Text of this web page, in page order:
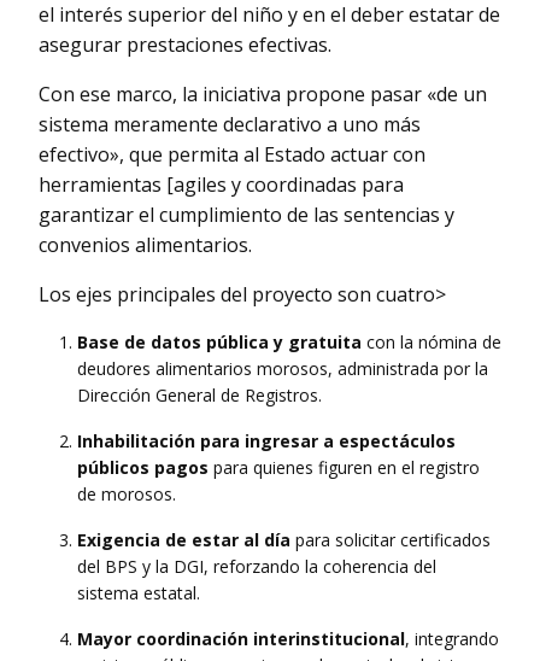
el interés superior del niño y en el deber estatar de
asegurar prestaciones efectivas.
Con ese marco, la iniciativa propone pasar «de un
sistema meramente declarativo a uno más
efectivo», que permita al Estado actuar con
herramientas [agiles y coordinadas para
garantizar el cumplimiento de las sentencias y
convenios alimentarios.
Los ejes principales del proyecto son cuatro>
Base de datos pública y gratuita con la nómina de
deudores alimentarios morosos, administrada por la
Dirección General de Registros.
Inhabilitación para ingresar a espectáculos
públicos pagos para quienes figuren en el registro
de morosos.
Exigencia de estar al día para solicitar certificados
del BPS y la DGI, reforzando la coherencia del
sistema estatal.
Mayor coordinación interinstitucional, integrando